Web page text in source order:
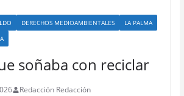
DERECHOS MEDIOAMBIENTALES
LA PALMA
soñaba con reciclar
Redacción Redacción